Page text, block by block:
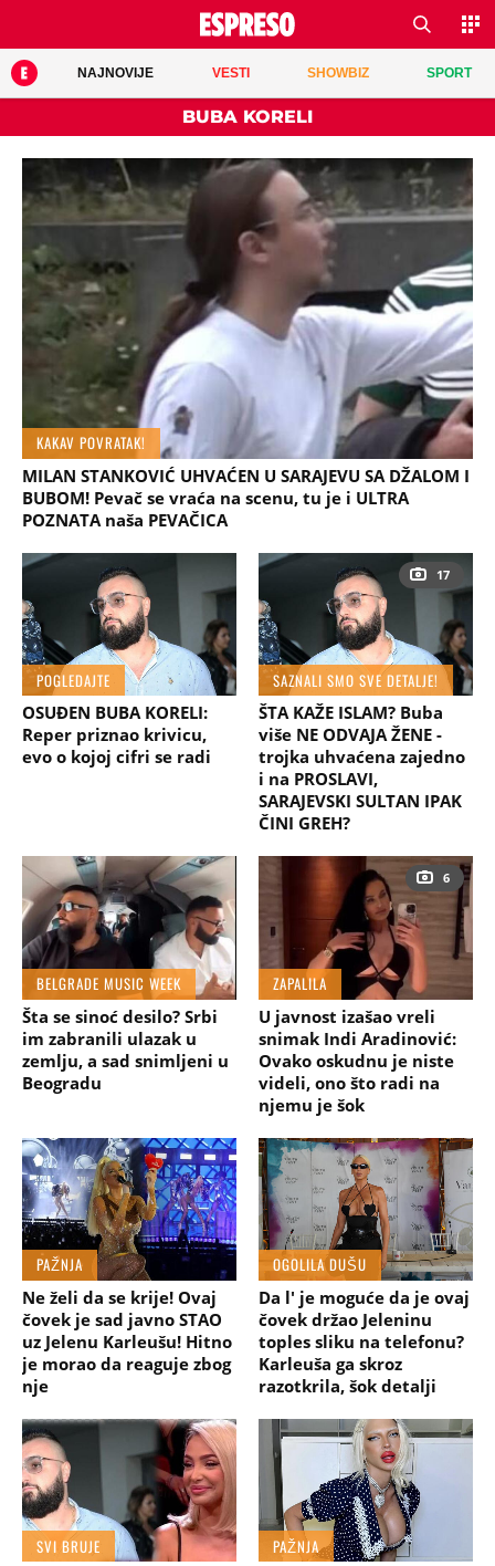
NAJNOVIJE VESTI SHOWBIZ SPORT
BUBA KORELI
KAKAV POVRATAK!
MILAN STANKOVIĆ UHVAĆEN U SARAJEVU SA DŽALOM I
BUBOM! Pevač se vraća na scenu, tu je i ULTRA
POZNATA naša PEVAČICA
POGLEDAJTE
OSUĐEN BUBA KORELI:
Reper priznao krivicu,
evo o kojoj cifri se radi
17
SAZNALI SMO SVE DETALJE!
ŠTA KAŽE ISLAM? Buba
više NE ODVAJA ŽENE -
trojka uhvaćena zajedno
i na PROSLAVI,
SARAJEVSKI SULTAN IPAK
ČINI GREH?
BELGRADE MUSIC WEEK
Šta se sinoć desilo? Srbi
im zabranili ulazak u
zemlju, a sad snimljeni u
Beogradu
6
ZAPALILA
U javnost izašao vreli
snimak Indi Aradinović:
Ovako oskudnu je niste
videli, ono što radi na
njemu je šok
PAŽNJA
Ne želi da se krije! Ovaj
čovek je sad javno STAO
uz Jelenu Karleušu! Hitno
je morao da reaguje zbog
nje
OGOLILA DUŠU
Da l' je moguće da je ovaj
čovek držao Jeleninu
toples sliku na telefonu?
Karleuša ga skroz
razotkrila, šok detalji
SVI BRUJE
PAŽNJA